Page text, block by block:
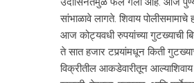
सांभाळावे लागते. शिवाय
आज कोट्यवधी रुपयांच्या गुटख्याची
ते सात हजार टपर्‍यांमधून किती
विक्रीतील आकडेवारीतून